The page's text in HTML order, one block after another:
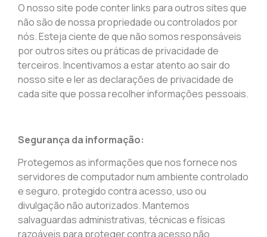
O nosso site pode conter links para outros sites que
não são de nossa propriedade ou controlados por
nós. Esteja ciente de que não somos responsáveis
por outros sites ou práticas de privacidade de
terceiros. Incentivamos a estar atento ao sair do
nosso site e ler as declarações de privacidade de
cada site que possa recolher informações pessoais.
Segurança da informação:
Protegemos as informações que nos fornece nos
servidores de computador num ambiente controlado
e seguro, protegido contra acesso, uso ou
divulgação não autorizados. Mantemos
salvaguardas administrativas, técnicas e físicas
razoáveis para proteger contra acesso não